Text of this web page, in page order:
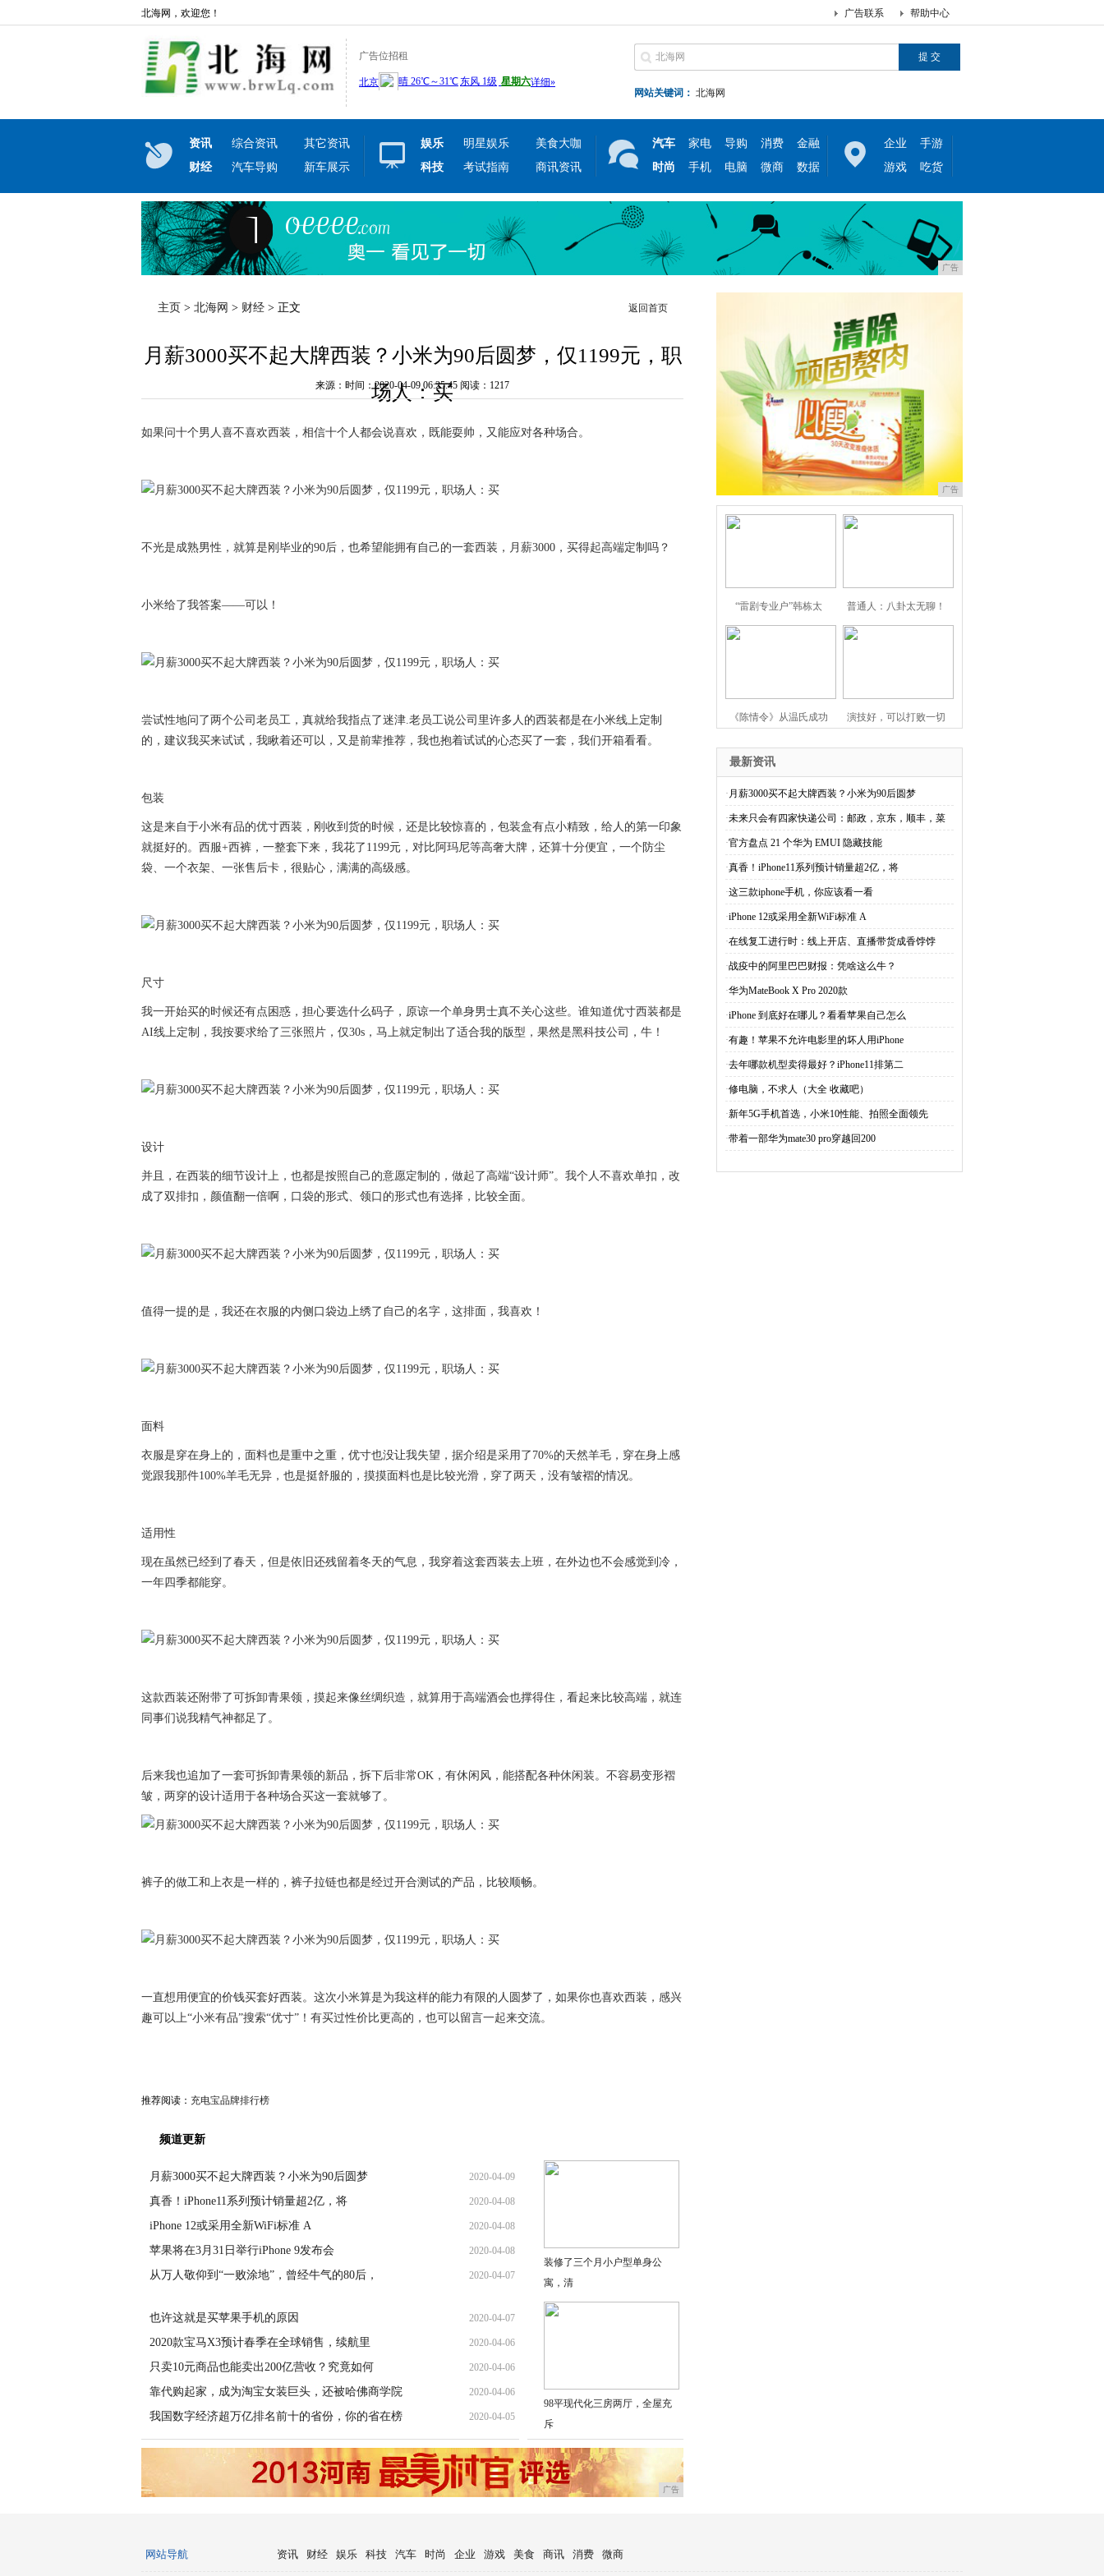
北海网，欢迎您！ 帮助中心
广告联系
广告位招租
网站关键词： 北海网
资讯 综合资讯
其它资讯
财经
汽车导购 新车展示
娱乐 明星娱乐
美食大咖
科技
考试指南 商讯资讯
汽车 家电 导购 消费
金融
时尚
手机 电脑 微商 数据
企业
手游
游戏
吃货
广告
主页 > 北海网 > 财经 > 正文 返回首页
月薪3000买不起大牌西装？小米为90后圆梦，仅1199元，职
场人：买
来源：时间：2020-04-09 06:25:45 阅读：1217
如果问十个男人喜不喜欢西装，相信十个人都会说喜欢，既能耍帅，又能应对各种场合。
不光是成熟男性，就算是刚毕业的90后，也希望能拥有自己的一套西装，月薪3000，买得起高端定制吗？
小米给了我答案——可以！
尝试性地问了两个公司老员工，真就给我指点了迷津.老员工说公司里许多人的西装都是在小米线上定制
的，建议我买来试试，我瞅着还可以，又是前辈推荐，我也抱着试试的心态买了一套，我们开箱看看。
包装
这是来自于小米有品的优寸西装，刚收到货的时候，还是比较惊喜的，包装盒有点小精致，给人的第一印象
就挺好的。西服+西裤，一整套下来，我花了1199元，对比阿玛尼等高奢大牌，还算十分便宜，一个防尘
袋、一个衣架、一张售后卡，很贴心，满满的高级感。
尺寸
我一开始买的时候还有点困惑，担心要选什么码子，原谅一个单身男士真不关心这些。谁知道优寸西装都是
AI线上定制，我按要求给了三张照片，仅30s，马上就定制出了适合我的版型，果然是黑科技公司，牛！
设计
并且，在西装的细节设计上，也都是按照自己的意愿定制的，做起了高端“设计师”。我个人不喜欢单扣，改
成了双排扣，颜值翻一倍啊，口袋的形式、领口的形式也有选择，比较全面。
值得一提的是，我还在衣服的内侧口袋边上绣了自己的名字，这排面，我喜欢！
面料
衣服是穿在身上的，面料也是重中之重，优寸也没让我失望，据介绍是采用了70%的天然羊毛，穿在身上感
觉跟我那件100%羊毛无异，也是挺舒服的，摸摸面料也是比较光滑，穿了两天，没有皱褶的情况。
适用性
现在虽然已经到了春天，但是依旧还残留着冬天的气息，我穿着这套西装去上班，在外边也不会感觉到冷，
一年四季都能穿。
这款西装还附带了可拆卸青果领，摸起来像丝绸织造，就算用于高端酒会也撑得住，看起来比较高端，就连
同事们说我精气神都足了。
后来我也追加了一套可拆卸青果领的新品，拆下后非常OK，有休闲风，能搭配各种休闲装。不容易变形褶
皱，两穿的设计适用于各种场合买这一套就够了。
裤子的做工和上衣是一样的，裤子拉链也都是经过开合测试的产品，比较顺畅。
一直想用便宜的价钱买套好西装。这次小米算是为我这样的能力有限的人圆梦了，如果你也喜欢西装，感兴
趣可以上“小米有品”搜索“优寸”！有买过性价比更高的，也可以留言一起来交流。
推荐阅读： 充电宝品牌排行榜
频道更新
月薪3000买不起大牌西装？小米为90后圆梦 2020-04-09
真香！iPhone11系列预计销量超2亿，将 2020-04-08
iPhone 12或采用全新WiFi标准 A 2020-04-08
苹果将在3月31日举行iPhone 9发布会 2020-04-08
从万人敬仰到“一败涂地”，曾经牛气的80后， 2020-04-07
也许这就是买苹果手机的原因 2020-04-07
2020款宝马X3预计春季在全球销售，续航里 2020-04-06
只卖10元商品也能卖出200亿营收？究竟如何 2020-04-06
靠代购起家，成为淘宝女装巨头，还被哈佛商学院 2020-04-06
我国数字经济超万亿排名前十的省份，你的省在榜 2020-04-05
装修了三个月小户型单身公
寓，清
98平现代化三房两厅，全屋充
斥
广告
广告
“雷剧专业户”韩栋太 普通人：八卦太无聊！
《陈情令》从温氏成功 演技好，可以打败一切
最新资讯
· 月薪3000买不起大牌西装？小米为90后圆梦
·未来只会有四家快递公司：邮政，京东，顺丰，菜
·官方盘点 21 个华为 EMUI 隐藏技能
·真香！iPhone11系列预计销量超2亿，将
·这三款iphone手机，你应该看一看
·iPhone 12或采用全新WiFi标准 A
·在线复工进行时：线上开店、直播带货成香饽饽
·战疫中的阿里巴巴财报：凭啥这么牛？
·华为MateBook X Pro 2020款
·iPhone 到底好在哪儿？看看苹果自己怎么
·有趣！苹果不允许电影里的坏人用iPhone
·去年哪款机型卖得最好？iPhone11排第二
·修电脑，不求人（大全 收藏吧）
·新年5G手机首选，小米10性能、拍照全面领先
·带着一部华为mate30 pro穿越回200
网站导航 资讯 财经 娱乐 科技 汽车 时尚 企业 游戏 美食 商讯 消费 微商